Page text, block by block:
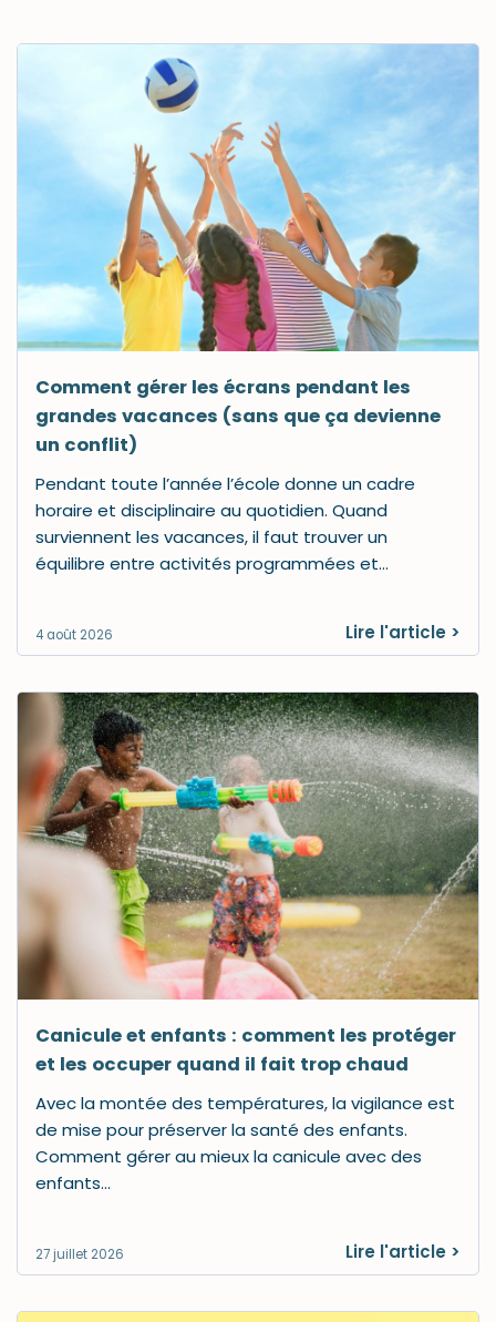
Comment gérer les écrans pendant les
grandes vacances (sans que ça devienne
un conflit)
4 août 2026
Pendant toute l’année l’école donne un cadre
horaire et disciplinaire au quotidien. Quand
surviennent les vacances, il faut trouver un
équilibre entre activités programmées et…
Lire l'article >
Canicule et enfants : comment les protéger
et les occuper quand il fait trop chaud
27 juillet 2026
Avec la montée des températures, la vigilance est
de mise pour préserver la santé des enfants.
Comment gérer au mieux la canicule avec des
enfants…
Lire l'article >